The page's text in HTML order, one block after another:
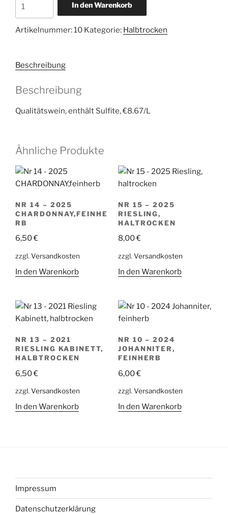
09
Classic,
halbtrocken
Menge
In den Warenkorb
Artikelnummer:10 Kategorie: Halbtrocken
Beschreibung
Beschreibung
Qualitätswein, enthält Sulfite, €8.67/L
Ähnliche Produkte
NR 14 – 2025
CHARDONNAY,FEINHE
RB
6,50€
zzgl. Versandkosten
In den Warenkorb
NR 15 – 2025
RIESLING,
HALTROCKEN
8,00€
zzgl. Versandkosten
In den Warenkorb
NR 13 – 2021
RIESLING KABINETT,
HALBTROCKEN
6,50€
zzgl. Versandkosten
In den Warenkorb
NR 10 – 2024
JOHANNITER,
FEINHERB
6,00€
zzgl. Versandkosten
In den Warenkorb
Impressum
Datenschutzerklärung